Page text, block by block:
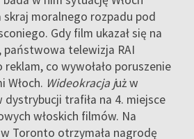
moralnego rozpadu pod
Gdy film ukazał się na
państwowa telewizja RAI
reklam, co wywołało poruszenie
Włoch. Wideokracja już w
dystrybucji trafiła na 4. miejsce
włoskich filmów. Na
Toronto otrzymała nagrodę